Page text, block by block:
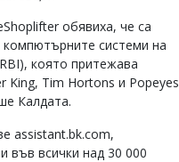
обявиха, че са
компютърните системи на
която притежава
King, Tim Hortons и Popeyes
Калдата.
assistant.bk.com,
във всички над 30 000